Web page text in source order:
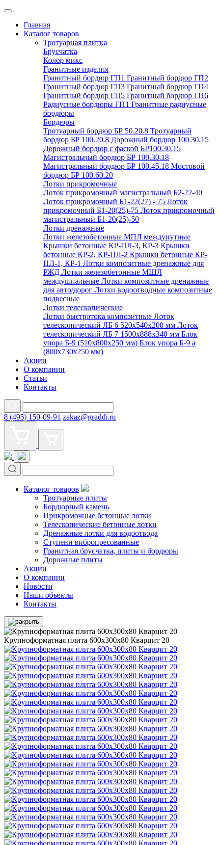
Главная
Каталог товаров
Тротуарная плитка
Брусчатка
Колор микс
Гранитные изделия
Гранитный бордюр ГП1 Гранитный бордюр ГП2
Гранитный бордюр ГП3 Гранитный бордюр ГП4
Гранитный бордюр ГП5 Гранитный бордюр ГП6
Радиусные бордюры ГП1 Гранитные радиусные
бордюры
Бордюры
Тротуарный бордюр БР 50.20.8 Тротуарный
бордюр БР 100.20.8 Дорожный бордюр 100.30.15
Дорожный бордюр с фаской БР100.30.15
Магистральный бордюр БР 100.30.18
Магистральный бордюр БР 100.45.18 Мостовой
бордюр БР 100.60.20
Лотки прикромочные
Лоток прикромочный магистральный Б2-22-40
Лоток прикромочный Б1-22(27) - 75 Лоток
прикромочный Б1-20(25)-75 Лоток прикромочный
магистральный Б1-20(25)-50
Лотки дренажные
Лотки железобетонные МПЛ междупутные
Крышки бетонные КР-ПЛ-3, КР-3 Крышки
бетонные КР-2, КР-ПЛ-2 Крышки бетонные КР-
ПЛ-1, КР-1 Лотки композитные дренажные для
РЖД Лотки железобетонные МШЛ
междушпальные Лотки композитные дренажные
для авто/дорог Лотки водоотводные композитные
подвесные
Лотки телескопические
Лотки быстротока композитные Лоток
телескопический ЛБ 6 520х540х200 мм Лоток
телескопический ЛБ 7 1500х888х340 мм Блок
упора Б-9 (510х800х250 мм) Блок упора Б-9 а
(800х730х250 мм)
Акции
О компании
Статьи
Контакты
8 (495) 150-09-91 zakaz@graddi.ru
Каталог товаров
Тротуарные плиты
Бордюрный камень
Прикромочные бетонные лотки
Телескопические бетонные лотки
Дренажные лотки для водоотвода
Ступени вибропресованные
Гранитная брусчатка, плиты и бордюры
Дорожные плиты
Акции
О компании
Новости
Наши объекты
Контакты
Крупноформатная плита 600х300х80 Кварцит 20